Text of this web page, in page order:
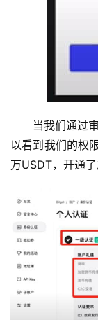
当我们通过
以看到我们的权
万USDT，开通